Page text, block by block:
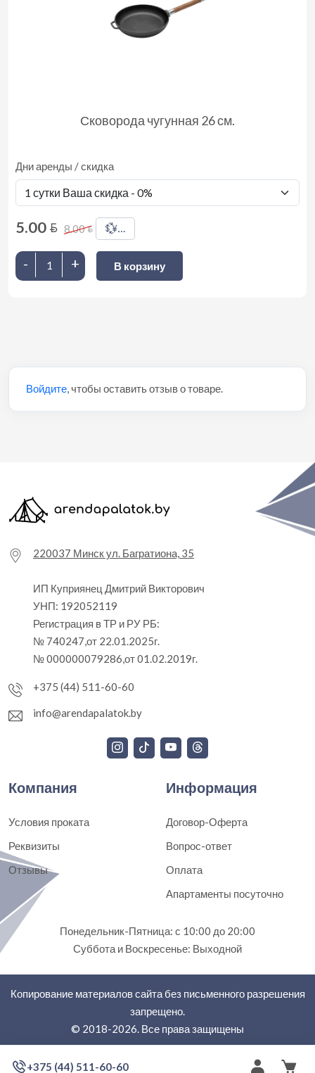
+375 (44) 511-60-60
Сковорода чугунная 26 см.
Дни аренды / скидка
5.00 BYN 8.00BYN 💱…
- + В корзину
Войдите, чтобы оставить отзыв о товаре.
220037 Минск ул. Багратиона, 35
ИП Куприянец Дмитрий Викторович
УНП: 192052119
Регистрация в ТР и РУ РБ:
№ 740247,от 22.01.2025г.
№ 000000079286,от 01.02.2019г.
+375 (44) 511-60-60
info@arendapalatok.by
Компания
Условия проката
Реквизиты
Отзывы
Информация
Договор-Оферта
Вопрос-ответ
Оплата
Апартаменты посуточно
Понедельник-Пятница: с 10:00 до 20:00
Суббота и Воскресенье: Выходной
Копирование материалов сайта без письменного разрешения
запрещено.
© 2018-2026. Все права защищены